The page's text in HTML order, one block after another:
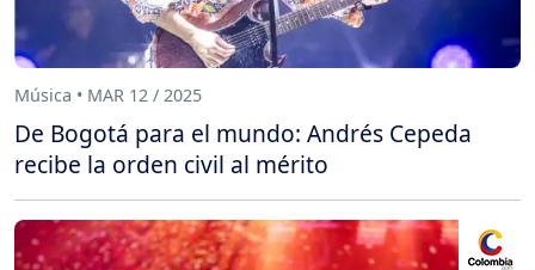
Música • MAR 12 / 2025
De Bogotá para el mundo: Andrés Cepeda
recibe la orden civil al mérito